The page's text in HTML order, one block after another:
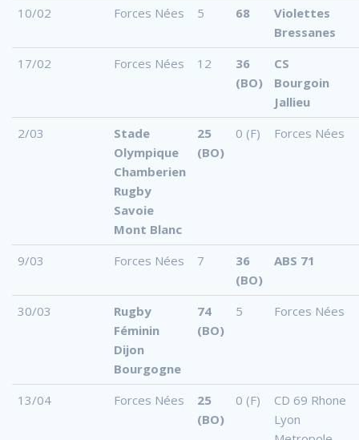
10/02 Forces Nées 5 68
Violettes
Bressanes
17/02
Forces Nées 12
36
(BO)
CS
Bourgoin
Jallieu
2/03
Stade
Olympique
Chamberien
Rugby
Savoie
Mont Blanc
25
(BO)
0 (F) Forces Nées
9/03 Forces Nées 7
36
(BO)
ABS 71
30/03
Rugby
Féminin
Dijon
Bourgogne
74
(BO)
5 Forces Nées
13/04 Forces Nées
25
(BO)
0 (F)
CD 69 Rhone
Lyon